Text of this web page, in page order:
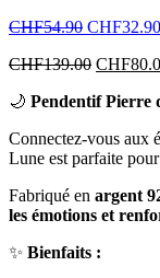
CHF54.90 CHF32.90
CHF139.00 CHF
🌙 Pendentif Pierre
Connectez-vous aux
Lune est parfaite
Fabriqué en argent
les émotions et
✨ Bienfaits :